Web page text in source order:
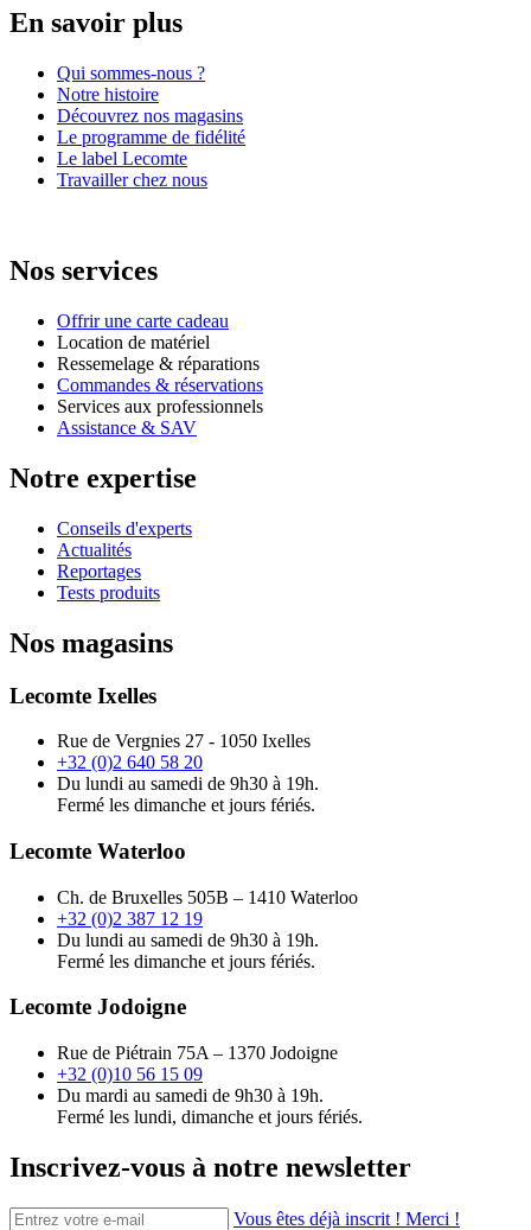
En savoir plus
Qui sommes-nous ?
Notre histoire
Découvrez nos magasins
Le programme de fidélité
Le label Lecomte
Travailler chez nous
Nos services
Offrir une carte cadeau
Location de matériel
Ressemelage & réparations
Commandes & réservations
Services aux professionnels
Assistance & SAV
Notre expertise
Conseils d'experts
Actualités
Reportages
Tests produits
Nos magasins
Lecomte Ixelles
Rue de Vergnies 27 - 1050 Ixelles
+32 (0)2 640 58 20
Du lundi au samedi de 9h30 à 19h.
Fermé les dimanche et jours fériés.
Lecomte Waterloo
Ch. de Bruxelles 505B – 1410 Waterloo
+32 (0)2 387 12 19
Du lundi au samedi de 9h30 à 19h.
Fermé les dimanche et jours fériés.
Lecomte Jodoigne
Rue de Piétrain 75A – 1370 Jodoigne
+32 (0)10 56 15 09
Du mardi au samedi de 9h30 à 19h.
Fermé les lundi, dimanche et jours fériés.
Inscrivez-vous à notre newsletter
Vous êtes déjà inscrit ! Merci !